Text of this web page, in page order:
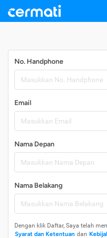
No. Handphone
Email
Nama Depan
Nama Belakang
Dengan klik Daftar, Saya telah
Syarat dan Ketentuan dan